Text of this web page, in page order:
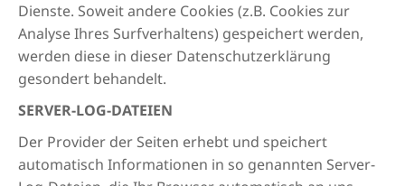
Dienste. Soweit andere Cookies (z.B. Cookies zur
Analyse Ihres Surfverhaltens) gespeichert werden,
werden diese in dieser Datenschutzerklärung
gesondert behandelt.
SERVER-LOG-DATEIEN
Der Provider der Seiten erhebt und speichert
automatisch Informationen in so genannten Server-